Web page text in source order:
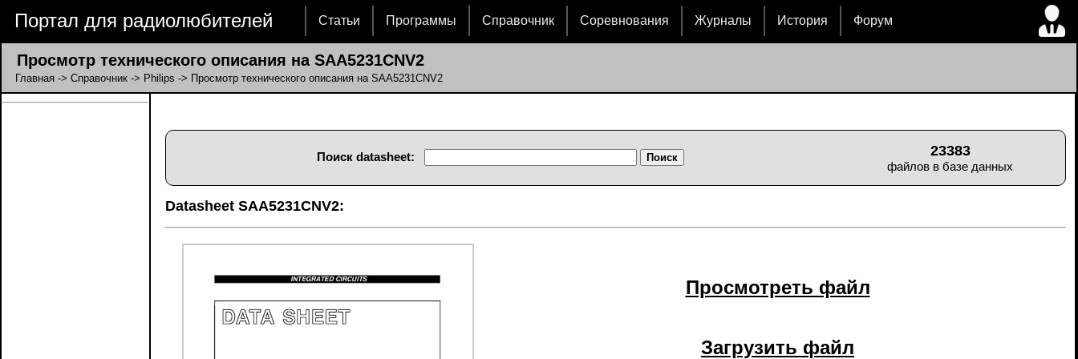
Портал для радиолюбителей Статьи Программы Справочник Соревнования Журналы История Форум
Просмотр технического описания на SAA5231CNV2
Главная -> Справочник -> Philips -> Просмотр технического описания на SAA5231CNV2
Поиск datasheet: 23383
файлов в базе данных
Datasheet SAA5231CNV2:
Просмотреть файл
Загрузить файл